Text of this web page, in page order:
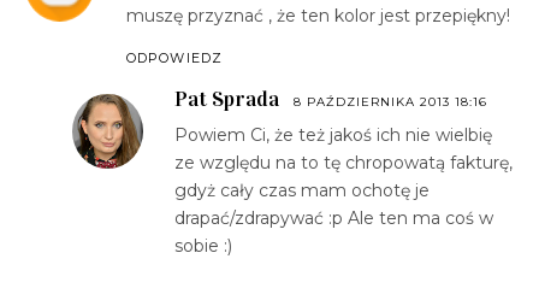
muszę przyznać , że ten kolor jest przepiękny!
ODPOWIEDZ
Pat Sprada 8 PAŹDZIERNIKA 2013 18:16
Powiem Ci, że też jakoś ich nie wielbię
ze względu na to tę chropowatą fakturę,
gdyż cały czas mam ochotę je
drapać/zdrapywać :p Ale ten ma coś w
sobie :)